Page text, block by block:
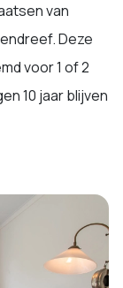
van
Deze
voor 1 of 2
10 jaar blijven